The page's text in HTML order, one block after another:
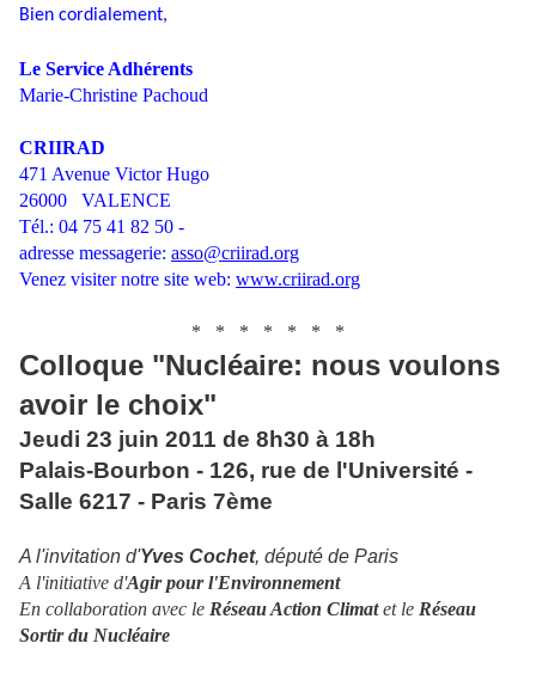
Bien cordialement,
Le Service Adhérents
Marie-Christine Pachoud
CRIIRAD
471 Avenue Victor Hugo
26000 VALENCE
Tél.: 04 75 41 82 50 -
adresse messagerie: asso@criirad.org
Venez visiter notre site web: www.criirad.org
* * * * * * *
Colloque "Nucléaire: nous voulons
avoir le choix"
Jeudi 23 juin 2011 de 8h30 à 18h
Palais-Bourbon - 126, rue de l'Université -
Salle 6217 - Paris 7ème
A l'invitation d'Yves Cochet, député de Paris
A l'initiative d'Agir pour l'Environnement
En collaboration avec le Réseau Action Climatet le Réseau
Sortir du Nucléaire